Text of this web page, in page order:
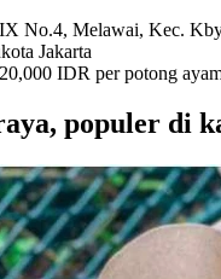
No.4, Melawai, Kec.
Jakarta
IDR per potong
populer di